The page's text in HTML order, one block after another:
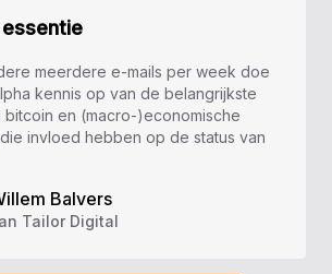
meerdere e-mails per week doe
kennis op van de belangrijkste
bitcoin en (macro-)economische
invloed hebben op de status van
Balvers
Tailor Digital